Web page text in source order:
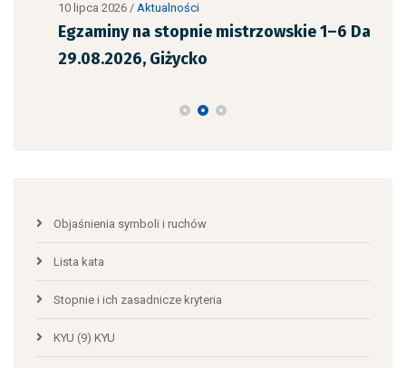
10 lipca 2026/Aktualności
Egzaminy na stopnie mistrzowskie 1–6 Dan
29.08.2026, Giżycko
Objaśnienia symboli i ruchów
Lista kata
Stopnie i ich zasadnicze kryteria
KYU (9) KYU